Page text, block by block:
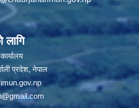
प्रदेश, नेपाल
gmail.com